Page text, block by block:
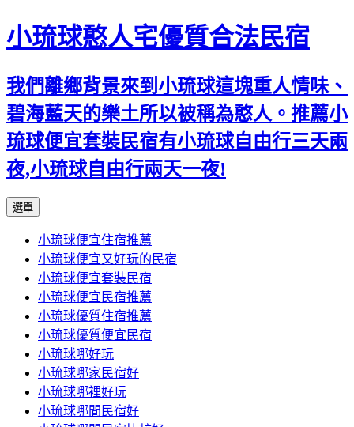
小琉球憨人宅優質合法民宿
我們離鄉背景來到小琉球這塊重人情味、
碧海藍天的樂土所以被稱為憨人。推薦小
琉球便宜套裝民宿有小琉球自由行三天兩
夜,小琉球自由行兩天一夜!
選單
主
要
內
容
小琉球便宜住宿推薦
小琉球便宜又好玩的民宿
小琉球便宜套裝民宿
小琉球便宜民宿推薦
小琉球優質住宿推薦
小琉球優質便宜民宿
小琉球哪好玩
小琉球哪家民宿好
小琉球哪裡好玩
小琉球哪間民宿好